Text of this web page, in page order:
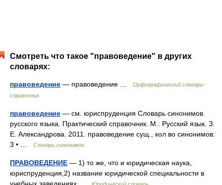
Смотреть что такое "правоведение" в других
словарях:
правоведение — правоведение …
Орфографический словарь-
справочник
правоведение — см. юриспруденция Словарь синонимов
русского языка. Практический справочник. М.: Русский язык. З.
Е. Александрова. 2011. правоведение сущ., кол во синонимов:
3 • …
Словарь синонимов
ПРАВОВЕДЕНИЕ — 1) то же, что и юридическая наука,
юриспруденция,2) название юридической специальности в